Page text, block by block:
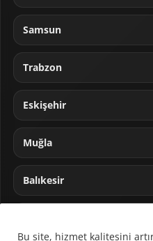
Samsun
Trabzon
Eskişehir
Muğla
Balıkesir
Bu site, hizmet kalitesini